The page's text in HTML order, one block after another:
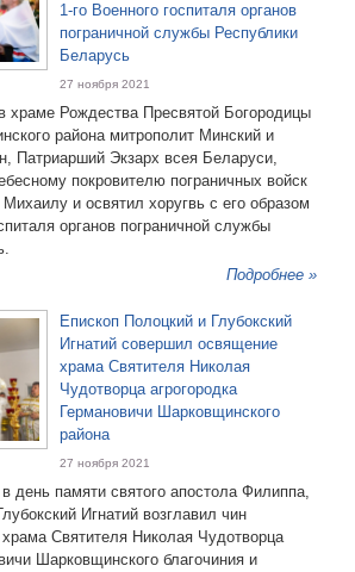
1-го Военного госпиталя органов
пограничной службы Республики
Беларусь
27 ноября 2021
храме Рождества Пресвятой Богородицы
района митрополит Минский и
Патриарший Экзарх всея Беларуси,
покровителю пограничных войск
и освятил хоругвь с его образом
органов пограничной службы
Подробнее »
Епископ Полоцкий и Глубокский
Игнатий совершил освящение
храма Святителя Николая
Чудотворца агрогородка
Германовичи Шарковщинского
района
27 ноября 2021
день памяти святого апостола Филиппа,
Игнатий возглавил чин
Святителя Николая Чудотворца
Шарковщинского благочиния и